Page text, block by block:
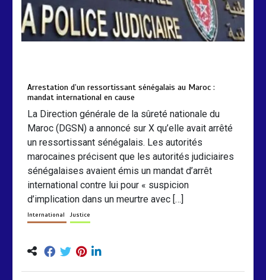
Arrestation d’un ressortissant sénégalais au Maroc :
mandat international en cause
La Direction générale de la sûreté nationale du
Maroc (DGSN) a annoncé sur X qu’elle avait arrêté
un ressortissant sénégalais. Les autorités
marocaines précisent que les autorités judiciaires
sénégalaises avaient émis un mandat d’arrêt
international contre lui pour « suspicion
d’implication dans un meurtre avec […]
International Justice